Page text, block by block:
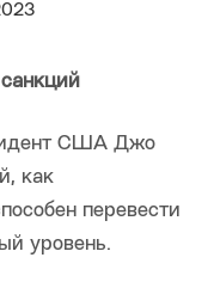
США Джо
как
перевести
уровень.